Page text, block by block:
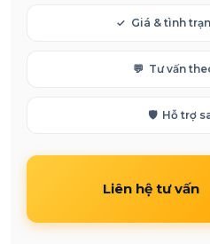
✓ Giá & tình
💬 Tư vấn
🛡️ Hỗ trợ
Liên hệ tư vấn